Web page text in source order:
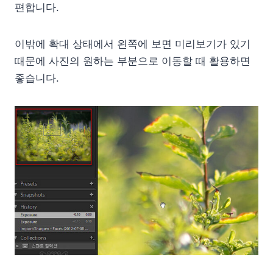
편합니다.
이밖에 확대 상태에서 왼쪽에 보면 미리보기가 있기
때문에 사진의 원하는 부분으로 이동할 때 활용하면
좋습니다.